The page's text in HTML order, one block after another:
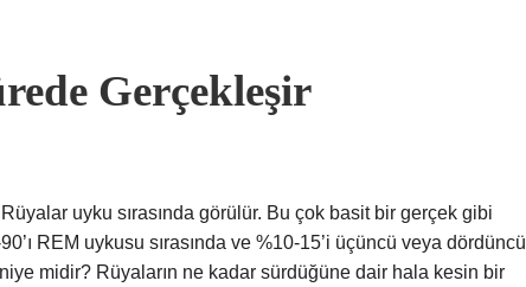
Gerçekleşir
uyku sırasında görülür. Bu çok basit bir gerçek gibi
REM uykusu sırasında ve %10-15’i üçüncü veya dördüncü
midir? Rüyaların ne kadar sürdüğüne dair hala kesin bir